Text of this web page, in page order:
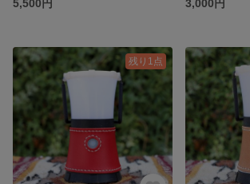
5,500円
3,000円
残り1点